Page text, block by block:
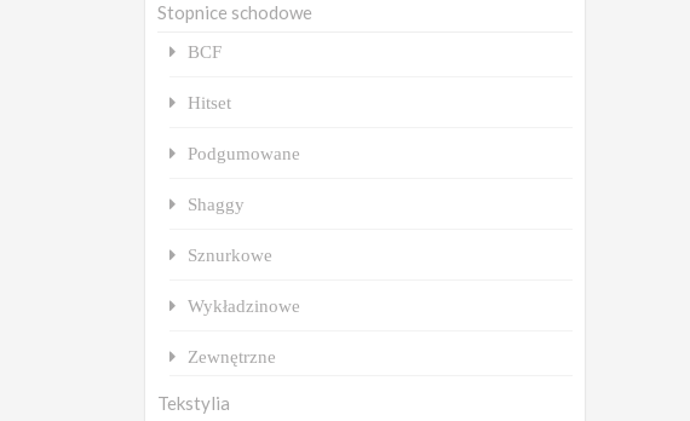
Stopnice schodowe
BCF
Hitset
Podgumowane
Shaggy
Sznurkowe
Wykładzinowe
Zewnętrzne
Tekstylia